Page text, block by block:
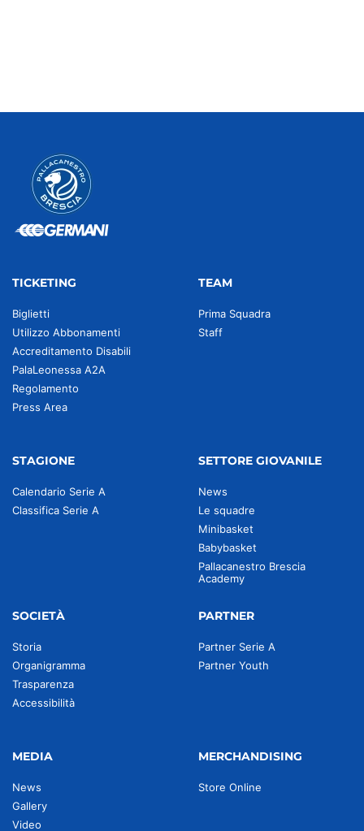
TICKETING
Biglietti
Utilizzo Abbonamenti
Accreditamento Disabili
PalaLeonessa A2A
Regolamento
Press Area
TEAM
Prima Squadra
Staff
STAGIONE
Calendario Serie A
Classifica Serie A
SETTORE GIOVANILE
News
Le squadre
Minibasket
Babybasket
Pallacanestro Brescia
Academy
SOCIETÀ
Storia
Organigramma
Trasparenza
Accessibilità
PARTNER
Partner Serie A
Partner Youth
MEDIA
News
Gallery
Video
MERCHANDISING
Store Online